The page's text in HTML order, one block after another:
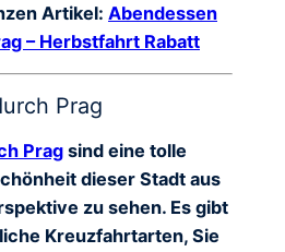
Artikel: Abendessen
– Herbstfahrt Rabatt
Prag
Prag sind eine tolle
dieser Stadt aus
zu sehen. Es gibt
Kreuzfahrtarten, Sie